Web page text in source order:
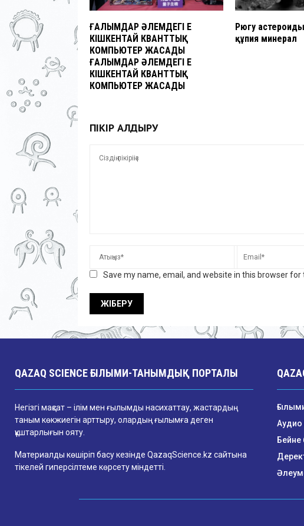
ҒАЛЫМДАР ӘЛЕМДЕГІ ЕҢ
КІШКЕНТАЙ КВАНТТЫҚ
КОМПЬЮТЕР ЖАСАДЫ
ҒАЛЫМДАР ӘЛЕМДЕГІ ЕҢ
КІШКЕНТАЙ КВАНТТЫҚ
КОМПЬЮТЕР ЖАСАДЫ
Рюгу
құпия минерал
ПІКІР ҚАЛДЫРУ
Save my name, email, and website in this browser
QAZAQ SCIENCE ҒЫЛЫМИ-ТАНЫМДЫҚ ПОРТАЛЫ
Негізгі мақсат – ілім мен ғылымды насихаттау, жастардың
таным көкжиегін арттыру, олардың ғылымға деген
құштарлығын ояту.
Материалды көшіріп басу кезінде QazaqScience.kz сайтына
тікелей гиперсілтеме көрсету міндетті.
Аудио
Бейне